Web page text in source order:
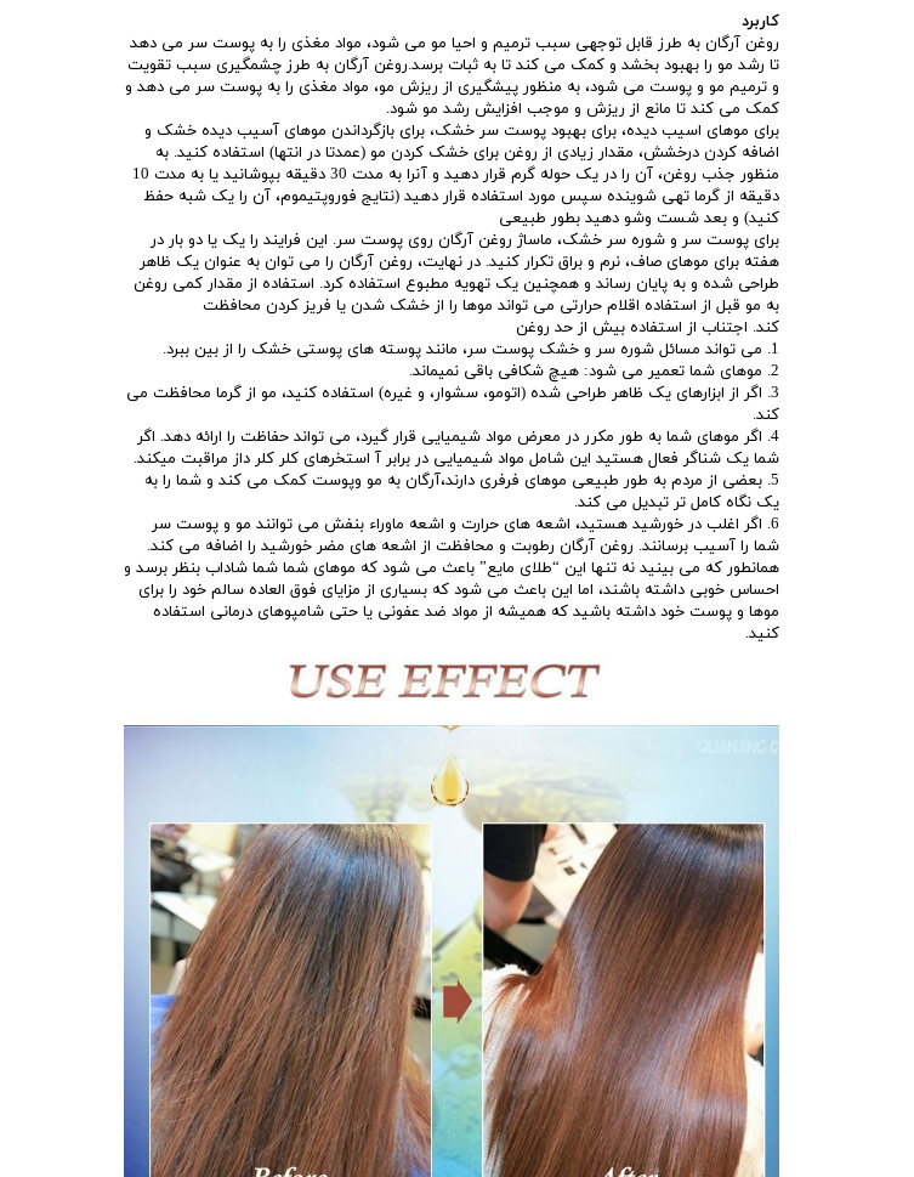
کاربرد
روغن آرگان به طرز قابل توجهی سبب ترمیم و احیا مو می شود، مواد مغذی را به پوست سر می دهد
تا رشد مو را بهبود بخشد و کمک می کند تا به ثبات برسد.روغن آرگان به طرز چشمگیری سبب تقویت
و ترمیم مو و پوست می شود، به منظور پیشگیری از ریزش مو، مواد مغذی را به پوست سر می دهد و
کمک می کند تا مانع از ریزش و موجب افزایش رشد مو شود.
برای موهای اسیب دیده، برای بهبود پوست سر خشک، برای بازگرداندن موهای آسیب دیده خشک و
اضافه کردن درخشش، مقدار زیادی از روغن برای خشک کردن مو (عمدتا در انتها) استفاده کنید. به
منظور جذب روغن، آن را در یک حوله گرم قرار دهید و آنرا به مدت 30 دقیقه بپوشانید یا به مدت 10
دقیقه از گرما تهی شوینده سپس مورد استفاده قرار دهید (نتایج فوروپتیموم، آن را یک شبه حفظ
کنید) و بعد شست وشو دهید بطور طبیعی
برای پوست سر و شوره سر خشک، ماساژ روغن آرگان روی پوست سر. این فرایند را یک یا دو بار در
هفته برای موهای صاف، نرم و براق تکرار کنید. در نهایت، روغن آرگان را می توان به عنوان یک ظاهر
طراحی شده و به پایان رساند و همچنین یک تهویه مطبوع استفاده کرد. استفاده از مقدار کمی روغن
به مو قبل از استفاده اقلام حرارتی می تواند موها را از خشک شدن یا فریز کردن محافظت
کند. اجتناب از استفاده بیش از حد روغن
1. می تواند مسائل شوره سر و خشک پوست سر، مانند پوسته های پوستی خشک را از بین ببرد.
2. موهای شما تعمیر می شود: هیچ شکافی باقی نمیماند.
3. اگر از ابزارهای یک ظاهر طراحی شده (اتومو، سشوار، و غیره) استفاده کنید، مو از گرما محافظت می
کند.
4. اگر موهای شما به طور مکرر در معرض مواد شیمیایی قرار گیرد، می تواند حفاظت را ارائه دهد. اگر
شما یک شناگر فعال هستید این شامل مواد شیمیایی در برابر آ استخرهای کلر کلر داز مراقبت میکند.
5. بعضی از مردم به طور طبیعی موهای فرفری دارند،آرگان به مو وپوست کمک می کند و شما را به
یک نگاه کامل تر تبدیل می کند.
6. اگر اغلب در خورشید هستید، اشعه های حرارت و اشعه ماوراء بنفش می توانند مو و پوست سر
شما را آسیب برسانند. روغن آرگان رطوبت و محافظت از اشعه های مضر خورشید را اضافه می کند.
همانطور که می بینید نه تنها این “طلای مایع” باعث می شود که موهای شما شما شاداب بنظر برسد و
احساس خوبی داشته باشند، اما این باعث می شود که بسیاری از مزایای فوق العاده سالم خود را برای
موها و پوست خود داشته باشید که همیشه از مواد ضد عفونی یا حتی شامپوهای درمانی استفاده
کنید.